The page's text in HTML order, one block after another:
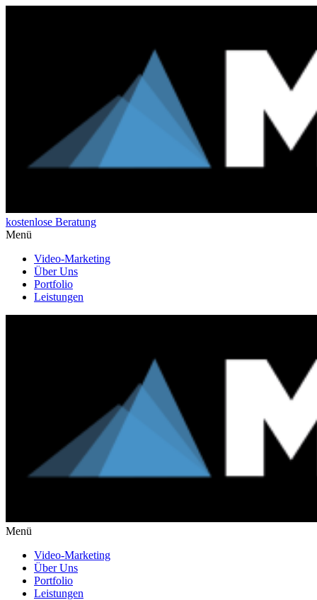
kostenlose Beratung
Menü
Video-Marketing
Über Uns
Portfolio
Leistungen
Menü
Video-Marketing
Über Uns
Portfolio
Leistungen